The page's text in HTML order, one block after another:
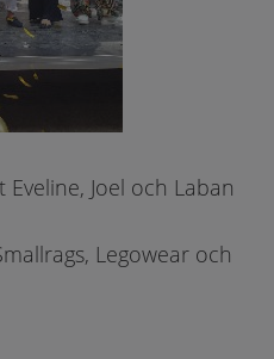
Joel och Laban
Legowear och